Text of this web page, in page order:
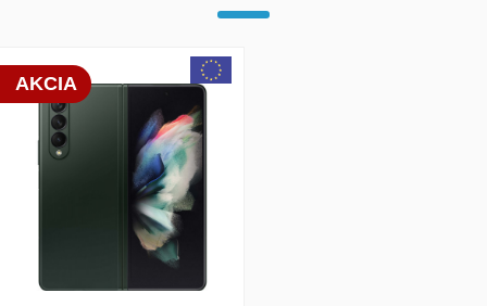
array(1) { [0]=> int(23021) }
AKCIA